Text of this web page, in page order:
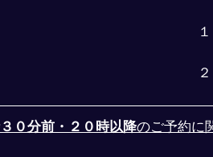
０分前・２０時以降のご予約に